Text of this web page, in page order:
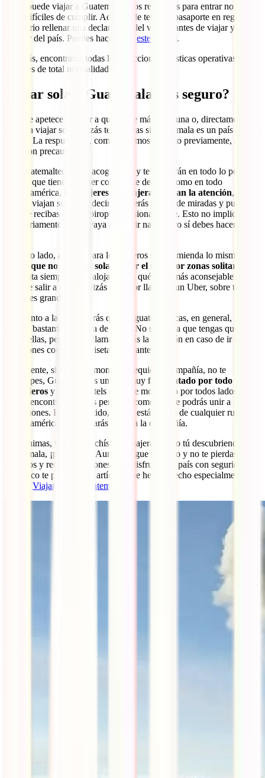
Sí, se puede viajar a Guatemala y los requisitos para entrar no son
nada difíciles de cumplir. Además de tener tu pasaporte en regla, es
necesario rellenar una declaración del viajero antes de viajar y antes
de salir del país. Puedes hacerlo en este enlace.
Además, encontrarás todas las atracciones turísticas operativas. El
clima es de total normalidad.
Viajar sola a Guatemala, ¿es seguro?
Si no te apetece esperar a que nadie más se te una o, directamente, te
encanta viajar sola, quizás te planteas si Guatemala es un país seguro
para ti. La respuesta es, como te hemos descrito previamente, sí,
pero con precaución.
Los guatemaltecos son acogedores y te ayudarán en todo lo posible,
pero sí que tienes que ser consciente de que, como en todo
Centroamérica,
las mujeres extranjeras llaman la atención, sobre
todo si viajan solas. Es decir, que serás objeto de miradas y puede
ser que recibas algún “piropo” ocasionalmente. Esto no implica
necesariamente que te vaya a ocurrir nada, pero sí debes hacerte a la
Por otro lado, aunque para los viajeros se recomienda lo mismo,
mejor que no camines sola al caer el sol y por zonas solitarias
Pregunta siempre en tu alojamiento qué es lo más aconsejable. Si te
apetece salir a cenar, quizás es mejor llamar a un Uber, sobre todo en
ciudades grandes.
En cuanto a la
, verás que las guatemaltecas, en general, se
cubren bastante a la hora de vestir. No significa que tengas que ir
como ellas, pero sí que llamarás más la atención en caso de ir con
pantalones cortos o camisetas de tirantes.
Finalmente, si en algún momento requieres compañía, no te
preocupes, Guatemala es un país muy frecuentado por todo tipo
de viajeros y tienes hostels de corte mochilero por todos lados
donde encontrarás a más personas como tú o te podrás unir a
excursiones. En ese sentido, Guate está dentro de cualquier ruta por
Centroamérica y no echarás en falta la compañía.
Si te animas, verás a muchísimas viajeras como tú descubriendo sola
Guatemala, ¡prometido! Aun así, sigue leyendo y no te pierdas los
consejos y recomendaciones para disfrutar del país con seguridad.
Tampoco te pierdas este artículo que hemos hecho especialmente
Viajar sola a Guatemala